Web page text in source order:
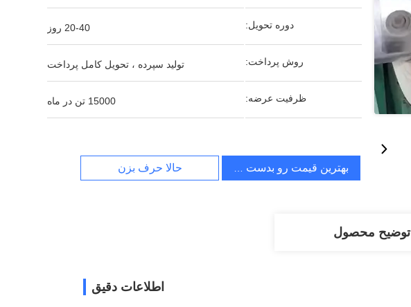
دوره تحویل: 20-40 روز
روش پرداخت: تولید سپرده ، تحویل کامل پرداخت
ظرفیت عرضه: 15000 تن در ماه
بهترین قیمت رو بدست بیار حالا حرف بزن
توضیح محصول
اطلاعات دقیق